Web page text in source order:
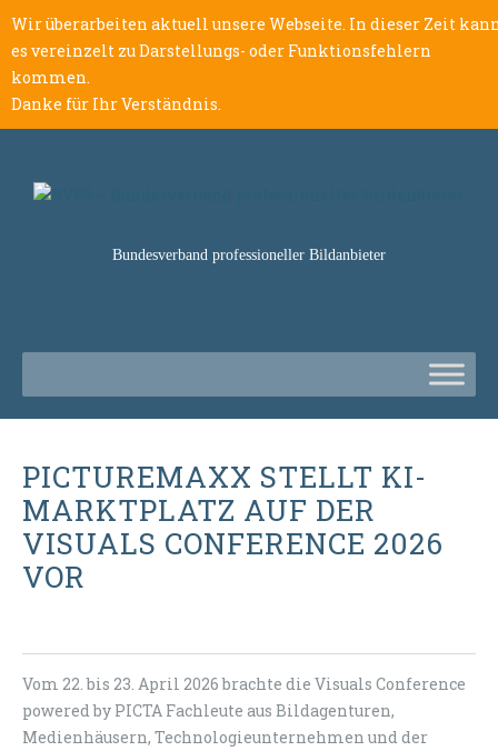
Wir überarbeiten aktuell unsere Webseite. In dieser Zeit
es vereinzelt zu Darstellungs- oder Funktionsfehlern
kommen.
Danke für Ihr Verständnis.
Bundesverband professioneller Bildanbieter
PICTUREMAXX STELLT KI-
MARKTPLATZ AUF DER
VISUALS CONFERENCE 2026
VOR
Vom 22. bis 23. April 2026 brachte die Visuals Conference
powered by PICTA Fachleute aus Bildagenturen,
Medienhäusern, Technologieunternehmen und der